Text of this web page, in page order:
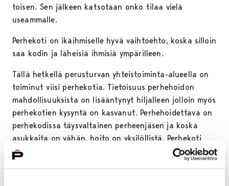
toisen. Sen jälkeen katsotaan onko tilaa vielä
useammalle.
Perhekoti on ikäihmiselle hyvä vaihtoehto, koska silloin
saa kodin ja läheisiä ihmisiä ympärilleen.
Tällä hetkellä perusturvan yhteistoiminta-alueella on
toiminut viisi perhekotia. Tietoisuus perhehoidon
mahdollisuuksista on lisääntynyt hiljalleen jolloin myös
perhekotien kysyntä on kasvanut. Perhehoidettava on
perhekodissa täysvaltainen perheenjäsen ja koska
asukkaita on vähän, hoito on yksilöllistä. Perhekoti
sopii hoitomuotona hyvin myös muistisairaille.
– Perhekodissa asutaan kotona. Me perhehoitajat